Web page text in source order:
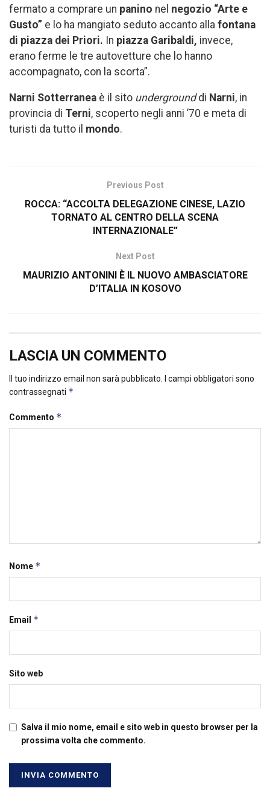
fermato a comprare un panino nel negozio “Arte e
Gusto” e lo ha mangiato seduto accanto alla fontana
di piazza dei Priori. In piazza Garibaldi, invece,
erano ferme le tre autovetture che lo hanno
accompagnato, con la scorta”.
Narni Sotterranea è il sito undergrounddi Narni, in
provincia di Terni, scoperto negli anni ’70 e meta di
turisti da tutto il mondo.
Previous Post
ROCCA: “ACCOLTA DELEGAZIONE CINESE, LAZIO
TORNATO AL CENTRO DELLA SCENA
INTERNAZIONALE”
Next Post
MAURIZIO ANTONINI È IL NUOVO AMBASCIATORE
D’ITALIA IN KOSOVO
LASCIA UN COMMENTO
Il tuo indirizzo email non sarà pubblicato.
I campi obbligatori sono
contrassegnati *
Commento *
Nome *
Email *
Sito web
Salva il mio nome, email e sito web in questo browser per la
prossima volta che commento.